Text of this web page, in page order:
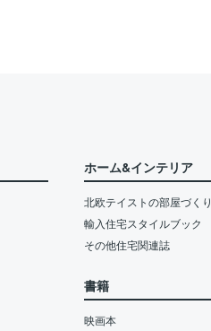
ホーム&インテリア
北欧テイストの部屋づくり
輸入住宅スタイルブック
その他住宅関連誌
書籍
映画本